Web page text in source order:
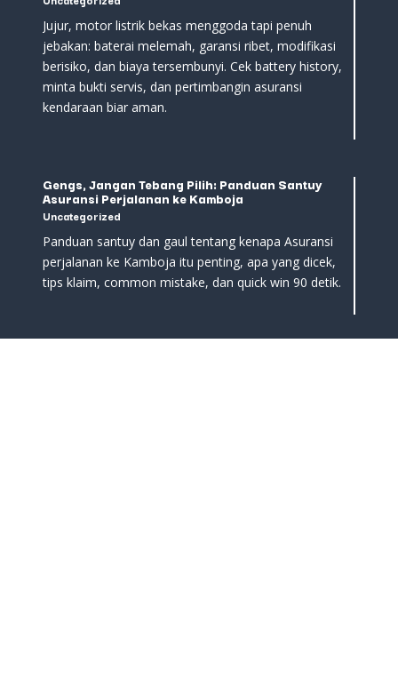
Jujur, motor listrik bekas menggoda tapi penuh
jebakan: baterai melemah, garansi ribet, modifikasi
berisiko, dan biaya tersembunyi. Cek battery history,
minta bukti servis, dan pertimbangin asuransi
kendaraan biar aman.
Gengs, Jangan Tebang Pilih: Panduan Santuy
Asuransi Perjalanan ke Kamboja
Uncategorized
Panduan santuy dan gaul tentang kenapa Asuransi
perjalanan ke Kamboja itu penting, apa yang dicek,
tips klaim, common mistake, dan quick win 90 detik.